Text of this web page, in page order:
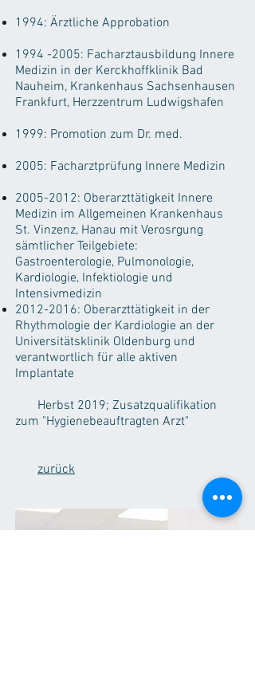
1994: Ärztliche Approbation
1994 -2005: Facharztausbildung Innere
Medizin in der Kerckhoffklinik Bad
Nauheim, Krankenhaus Sachsenhausen
Frankfurt, Herzzentrum Ludwigshafen
1999: Promotion zum Dr. med.
2005: Facharztprüfung Innere Medizin
2005-2012: Oberarzttätigkeit Innere
Medizin im Allgemeinen Krankenhaus
St. Vinzenz, Hanau mit Verosrgung
sämtlicher Teilgebiete:
Gastroenterologie, Pulmonologie,
Kardiologie, Infektiologie und
Intensivmedizin
2012-2016: Oberarzttätigkeit in der
Rhythmologie der Kardiologie an der
Universitätsklinik Oldenburg und
verantwortlich für alle aktiven
Implantate
Herbst 2019; Zusatzqualifikation
zum "Hygienebeauftragten Arzt"
zurück